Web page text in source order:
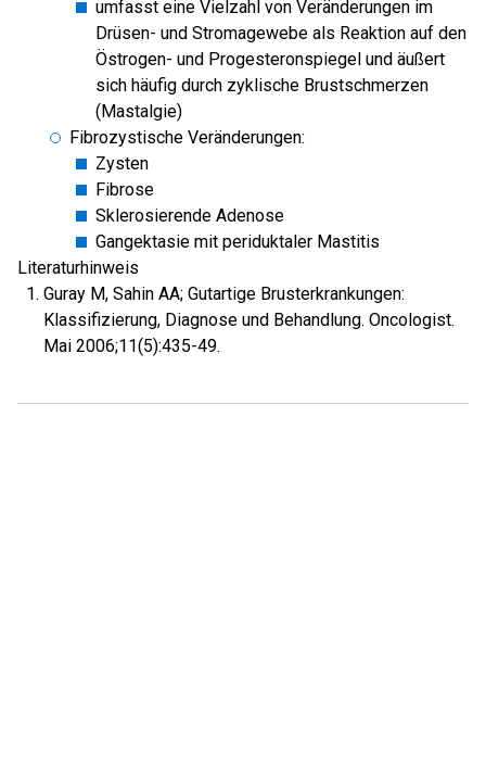
umfasst eine Vielzahl von Veränderungen im
Drüsen- und Stromagewebe als Reaktion auf den
Östrogen- und Progesteronspiegel und äußert
sich häufig durch zyklische Brustschmerzen
(Mastalgie)
Fibrozystische Veränderungen:
Zysten
Fibrose
Sklerosierende Adenose
Gangektasie mit periduktaler Mastitis
Literaturhinweis
Guray M, Sahin AA; Gutartige Brusterkrankungen:
Klassifizierung, Diagnose und Behandlung. Oncologist.
Mai 2006;11(5):435-49.